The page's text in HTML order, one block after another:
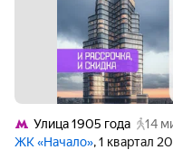
Улица 1905 года
14
ЖК «Начало», 1 квартал